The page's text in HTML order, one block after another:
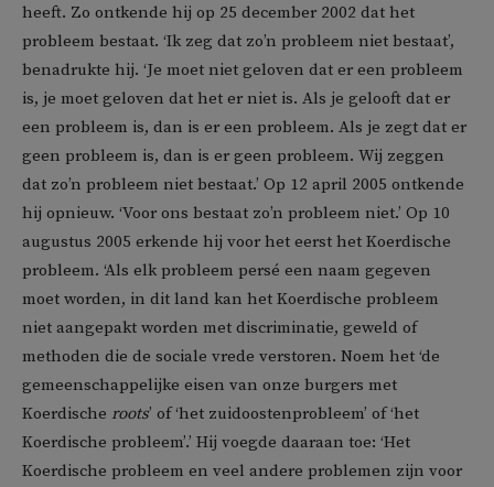
heeft. Zo ontkende hij op 25 december 2002 dat het
probleem bestaat. ‘Ik zeg dat zo’n probleem niet bestaat’,
benadrukte hij. ‘Je moet niet geloven dat er een probleem
is, je moet geloven dat het er niet is. Als je gelooft dat er
een probleem is, dan is er een probleem. Als je zegt dat er
geen probleem is, dan is er geen probleem. Wij zeggen
dat zo’n probleem niet bestaat.’ Op 12 april 2005 ontkende
hij opnieuw. ‘Voor ons bestaat zo’n probleem niet.’ Op 10
augustus 2005 erkende hij voor het eerst het Koerdische
probleem. ‘Als elk probleem persé een naam gegeven
moet worden, in dit land kan het Koerdische probleem
niet aangepakt worden met discriminatie, geweld of
methoden die de sociale vrede verstoren. Noem het ‘de
gemeenschappelijke eisen van onze burgers met
Koerdische roots’ of ‘het zuidoostenprobleem’ of ‘het
Koerdische probleem’.’ Hij voegde daaraan toe: ‘Het
Koerdische probleem en veel andere problemen zijn voor